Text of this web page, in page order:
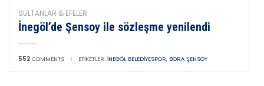
SULTANLAR & EFELER
İnegöl’de Şensoy ile sözleşme yenilendi
552 COMMENTS | ETIKETLER: İNEGÖL BELEDIYESPOR, BORA ŞENSOY